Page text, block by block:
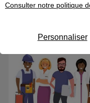
Consulter notre politique
Personnaliser